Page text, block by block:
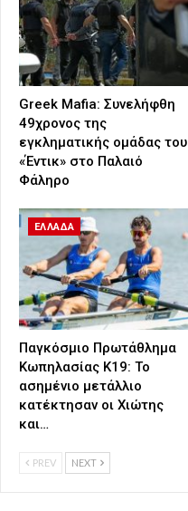
Greek Mafia: Συνελήφθη
49χρονος της
εγκληματικής ομάδας του
«Έντικ» στο Παλαιό
Φάληρο
ΕΛΛΑΔΑ
Παγκόσμιο Πρωτάθλημα
Κωπηλασίας Κ19: Το
ασημένιο μετάλλιο
κατέκτησαν οι Χιώτης
και…
PREV NEXT